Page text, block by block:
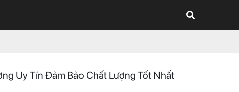
Uy Tín Đảm Bảo Chất Lượng Tốt Nhất